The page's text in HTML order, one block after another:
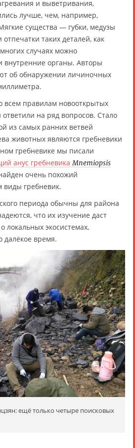
и выветривания,
лучше, чем, например,
существа — губки, медузы
таких деталей, как
случаях можно
внутренние органы. Авторы
об обнаружении личиночных
всем правилам новооткрытых
ответили на ряд вопросов. Стало
из самых ранних ветвей
животных являются гребневики
гребневике мы писали
анус гребневикаMnemiopsis
очень похожий
гребневик.
периода обычны для района
что их изучение даст
экосистемах,
далёкое время.
ещё только четыре поисковых